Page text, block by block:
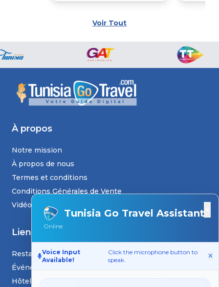
Voir Tout
Tunisia Go Travel Assistant
Online
Voice Input
Available!
Click the microphone button to
speak.
À propos
Notre mission
À propos de nous
Termes et conditions
Conditions Générales de Vente
Vidéos
Liens
Restaurants
Événements
Hôtels